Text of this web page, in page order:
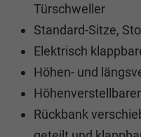
Türschweller
Standard-Sitze,
Elektrisch
Höhen- und
Rückbank